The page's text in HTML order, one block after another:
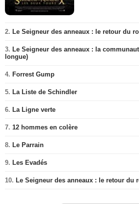
2. Le Seigneur des anneaux : le retour du
3. Le Seigneur des anneaux : la
longue)
4. Forrest Gump
5. La Liste de Schindler
6. La Ligne verte
7. 12 hommes en colère
8. Le Parrain
9. Les Evadés
10. Le Seigneur des anneaux : le retour du